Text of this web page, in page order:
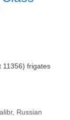
11356) frigates
, Russian